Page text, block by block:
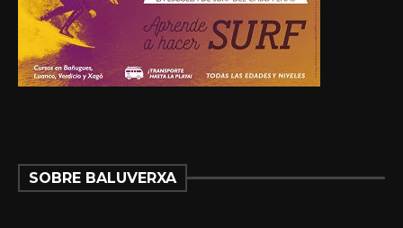
SOBRE BALUVERXA